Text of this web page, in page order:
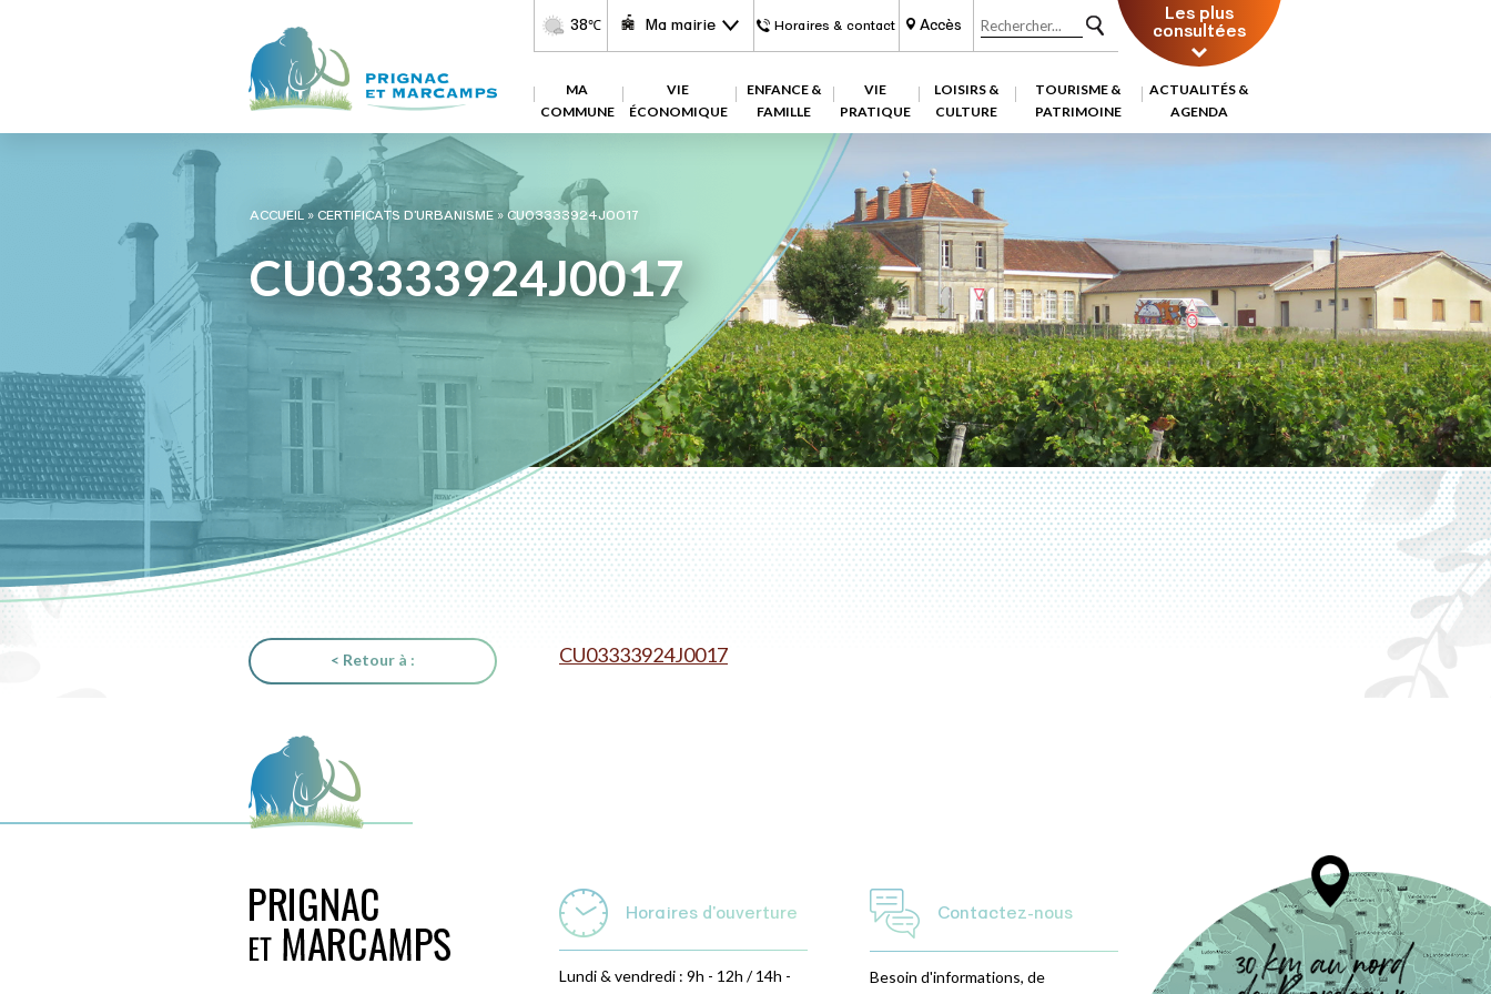
38℃ Ma mairie Horaires & contact Accès Les plus
consultées
MA
COMMUNE
VIE
ÉCONOMIQUE
ENFANCE &
FAMILLE
VIE
PRATIQUE
LOISIRS &
CULTURE
TOURISME &
PATRIMOINE
ACTUALITÉS &
AGENDA
ACCUEIL»CERTIFICATS D’URBANISME»CU03333924J0017
CU03333924J0017
< Retour à : CU03333924J0017
Horaires d'ouverture
Lundi & vendredi : 9h - 12h / 14h -
Contactez-nous
Besoin d'informations, de